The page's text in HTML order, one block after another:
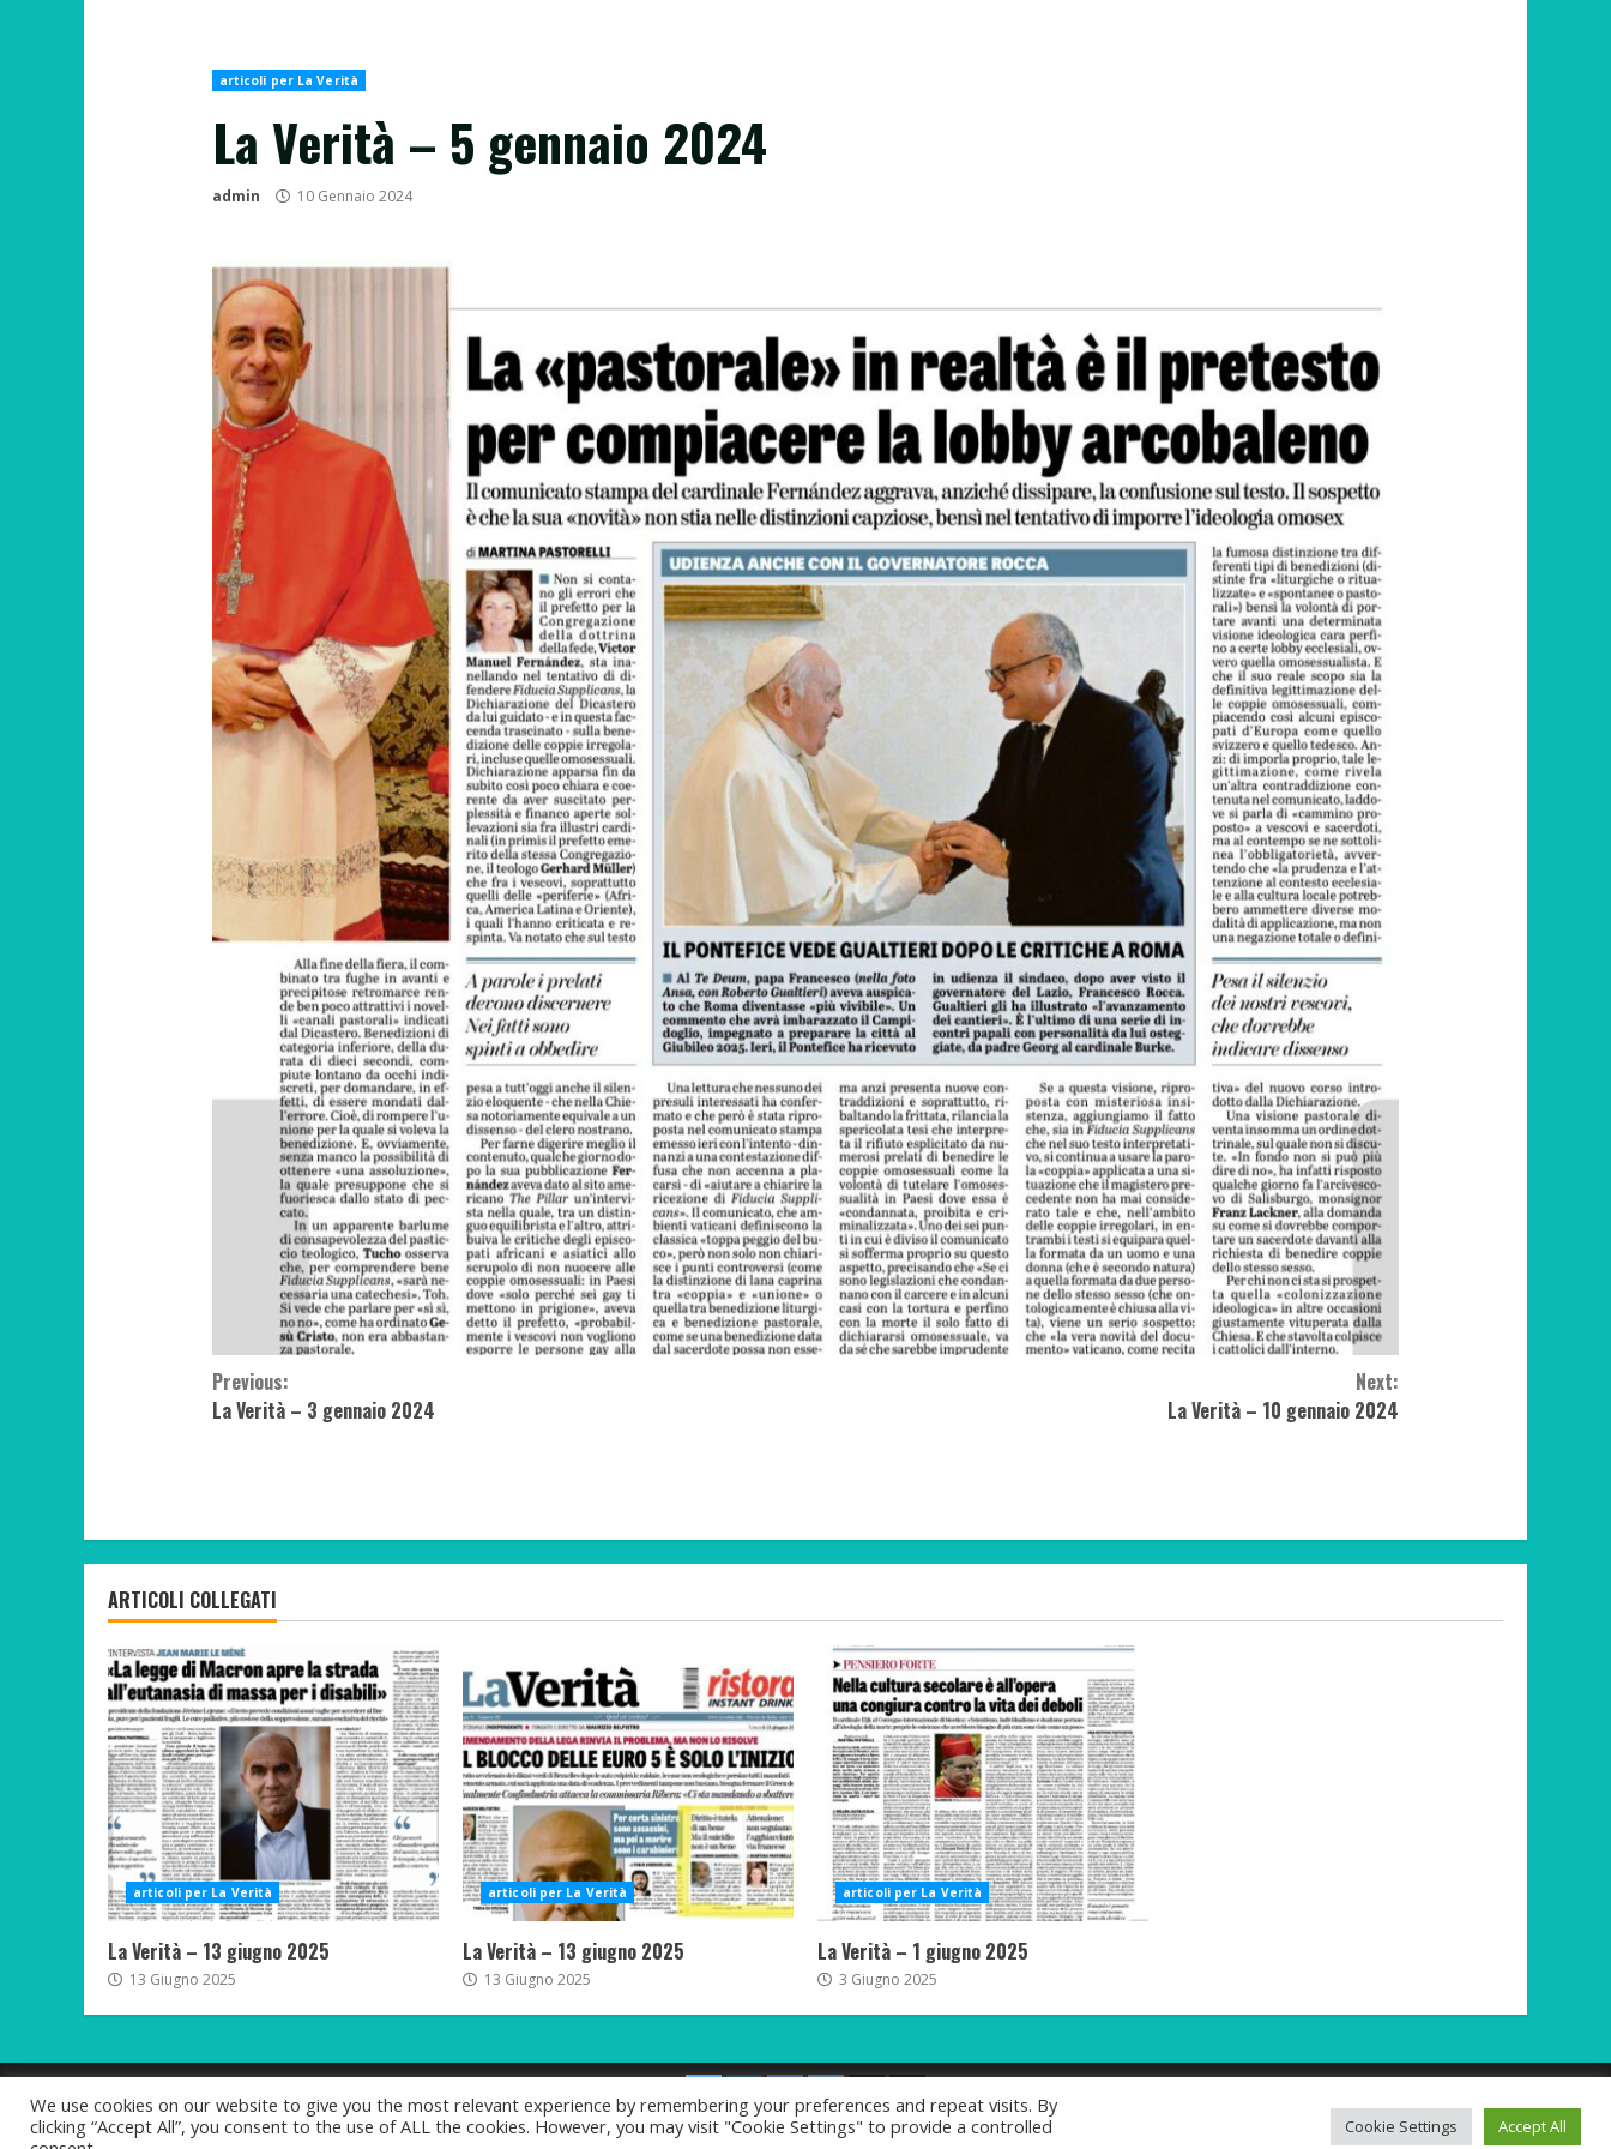
articoli per La Verità
La Verità – 5 gennaio 2024
admin 10 Gennaio 2024
Continue
Reading
Previous:
La Verità – 3 gennaio 2024
Next:
La Verità – 10 gennaio 2024
ARTICOLI COLLEGATI
articoli per La Verità
La Verità – 13 giugno 2025
13 Giugno 2025
articoli per La Verità
La Verità – 13 giugno 2025
13 Giugno 2025
articoli per La Verità
La Verità – 1 giugno 2025
3 Giugno 2025
We use cookies on our website to give you the most relevant experience by remembering your preferences and repeat visits. By
clicking “Accept All”, you consent to the use of ALL the cookies. However, you may visit "Cookie Settings" to provide a controlled
Cookie Settings Accept All